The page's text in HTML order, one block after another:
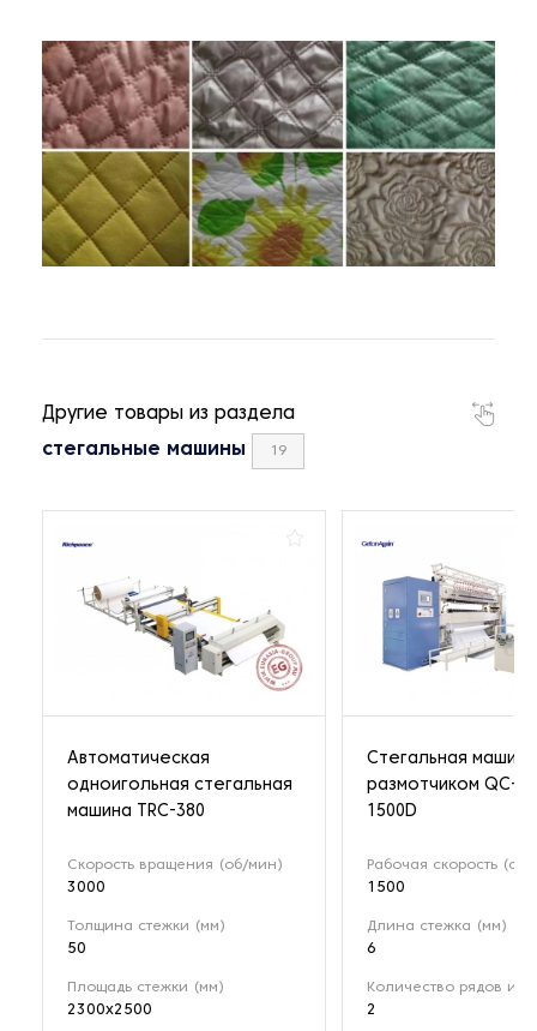
Другие товары из раздела
стегальные машины 19
Автоматическая
одноигольная стегальная
машина TRC-380
Скорость вращения (об/мин)
3000
Толщина стежки (мм)
50
Площадь стежки (мм)
2300x2500
Стегальная
размотчиком QC-
1500D
Рабочая скорость
1500
Длина стежка (мм)
6
Количество рядов игл
2